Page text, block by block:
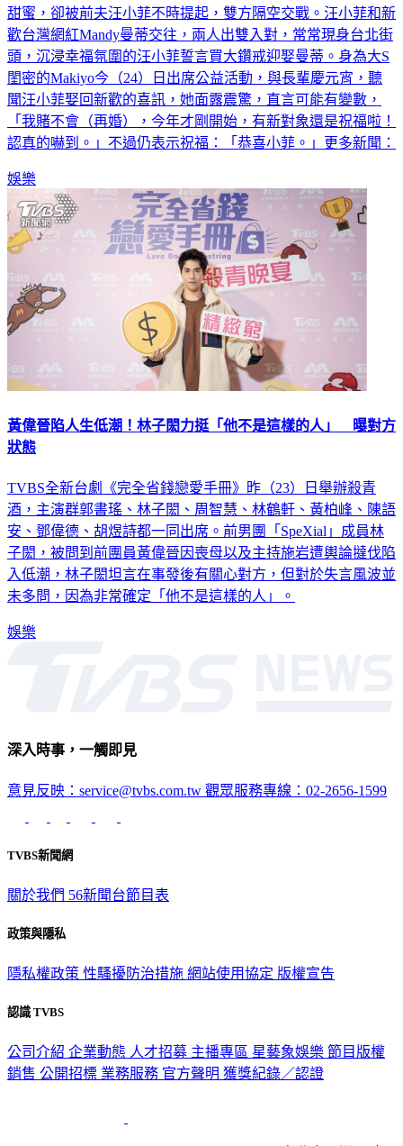
甜蜜，卻被前夫汪小菲不時提起，雙方隔空交戰。汪小菲和新
歡台灣網紅Mandy曼蒂交往，兩人出雙入對，常常現身台北街
頭，沉浸幸福氛圍的汪小菲誓言買大鑽戒迎娶曼蒂。身為大S
閨密的Makiyo今（24）日出席公益活動，與長輩慶元宵，聽
聞汪小菲娶回新歡的喜訊，她面露震驚，直言可能有變數，
「我賭不會（再婚），今年才剛開始，有新對象還是祝福啦！
認真的嚇到。」不過仍表示祝福：「恭喜小菲。」更多新聞：
娛樂
黃偉晉陷人生低潮！林子閎力挺「他不是這樣的人」 曝對方
狀態
TVBS全新台劇《完全省錢戀愛手冊》昨（23）日舉辦殺青
酒，主演群郭書瑤、林子閎、周智慧、林鶴軒、黃柏峰、陳語
安、鄧偉德、胡煜詩都一同出席。前男團「SpeXial」成員林
子閎，被問到前團員黃偉晉因喪母以及主持施岩遭輿論撻伐陷
入低潮，林子閎坦言在事發後有關心對方，但對於失言風波並
未多問，因為非常確定「他不是這樣的人」。
娛樂
深入時事，一觸即見
意見反映：service@tvbs.com.tw 觀眾服務專線：02-2656-1599
TVBS新聞網
關於我們 56新聞台節目表
政策與隱私
隱私權政策 性騷擾防治措施 網站使用協定 版權宣告
認識 TVBS
公司介紹 企業動態 人才招募 主播專區 星藝象娛樂 節目版權
銷售 公開招標 業務服務 官方聲明 獲獎紀錄／認證